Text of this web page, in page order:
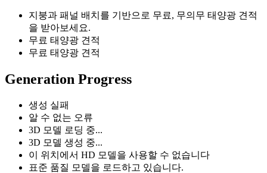
지붕과 패널 배치를 기반으로 무료, 무의무 태양광 견적
을 받아보세요.
무료 태양광 견적
무료 태양광 견적
Generation Progress
생성 실패
알 수 없는 오류
3D 모델 로딩 중...
3D 모델 생성 중...
이 위치에서 HD 모델을 사용할 수 없습니다
표준 품질 모델을 로드하고 있습니다.